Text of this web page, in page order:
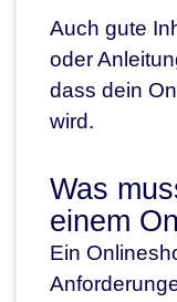
Auch gute
oder
dass dein
wird.
Was
einem
Ein